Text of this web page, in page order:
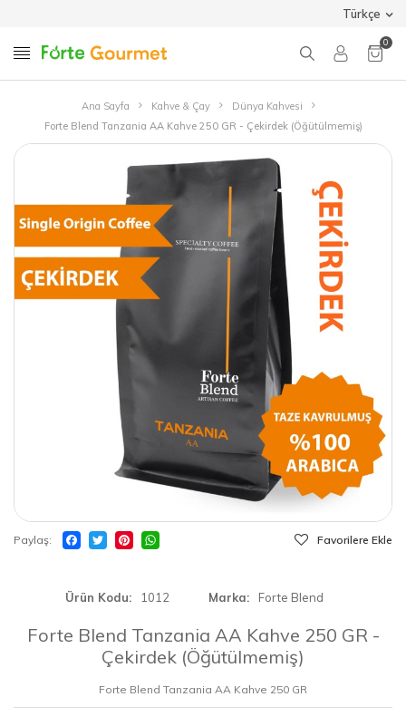
Türkçe
0
Ana Sayfa Kahve & Çay
Dünya Kahvesi
Forte Blend Tanzania AA Kahve 250 GR - Çekirdek (Öğütülmemiş)
Paylaş Favorilere Ekle
Ürün Kodu 1012 Marka Forte Blend
Forte Blend Tanzania AA Kahve 250 GR -
Çekirdek (Öğütülmemiş)
Forte Blend Tanzania AA Kahve 250 GR